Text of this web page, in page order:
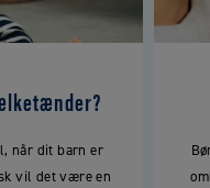
når dit barn er
vil det være en